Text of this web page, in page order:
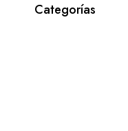
Categorías